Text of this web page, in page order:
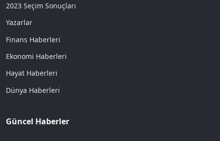
2023 Seçim Sonuçları
Yazarlar
Finans Haberleri
Ekonomi Haberleri
Hayat Haberleri
Dünya Haberleri
Güncel Haberler